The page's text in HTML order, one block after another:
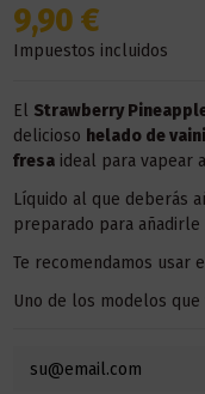
9,90 €
Impuestos incluidos
El Strawberry
delicioso helado de
fresaideal para vapear
Líquido al que deberás
preparado para
Te recomendamos usar
Uno de los modelos